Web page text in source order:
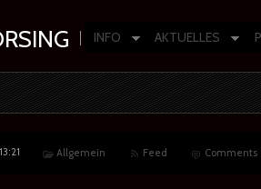
Composer | Producer | Artist
INFO AKTUELLES
Allgemein Feed Comments